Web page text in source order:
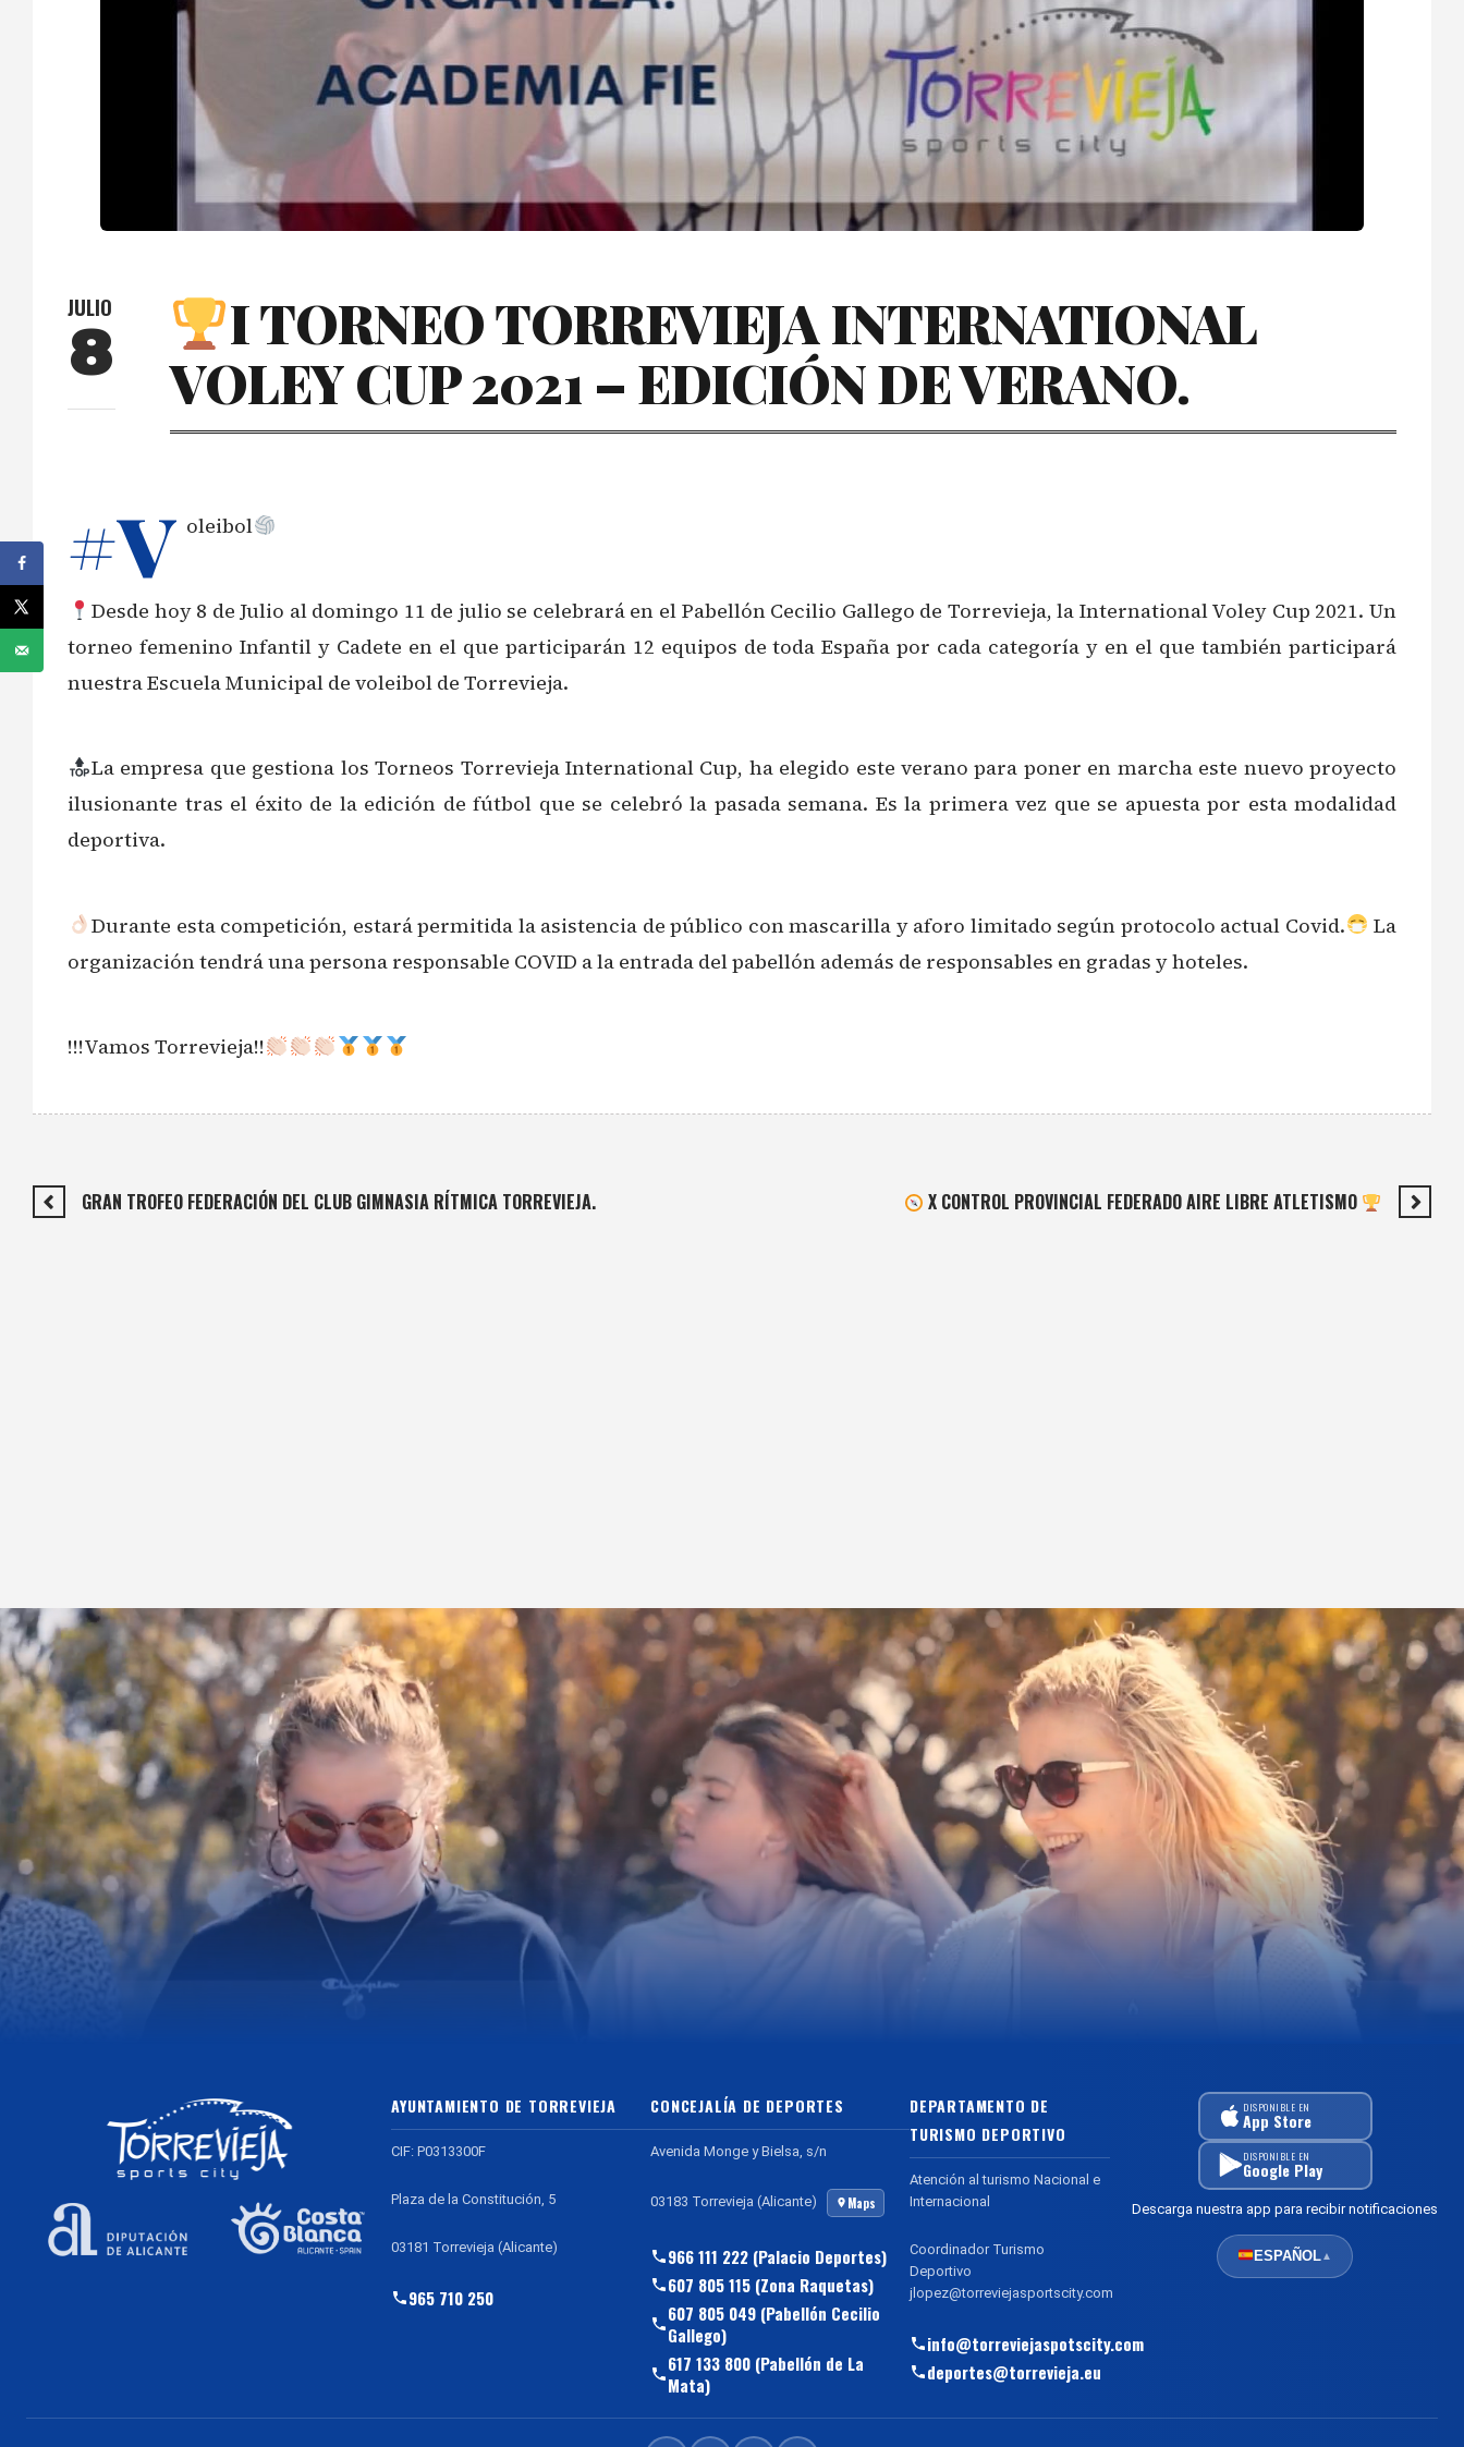
JULIO
8
I TORNEO TORREVIEJA INTERNATIONAL
VOLEY CUP 2021 – EDICIÓN DE VERANO.
#V oleibol
Desde hoy 8 de Julio al domingo 11 de julio se celebrará en el Pabellón Cecilio Gallego de Torrevieja, la International Voley Cup 2021. Un
torneo femenino Infantil y Cadete en el que participarán 12 equipos de toda España por cada categoría y en el que también participará
nuestra Escuela Municipal de voleibol de Torrevieja.
La empresa que gestiona los Torneos Torrevieja International Cup, ha elegido este verano para poner en marcha este nuevo proyecto
ilusionante tras el éxito de la edición de fútbol que se celebró la pasada semana. Es la primera vez que se apuesta por esta modalidad
deportiva.
Durante esta competición, estará permitida la asistencia de público con mascarilla y aforo limitado según protocolo actual Covid.
La
organización tendrá una persona responsable COVID a la entrada del pabellón además de responsables en gradas y hoteles.
!!!Vamos Torrevieja!!
X CONTROL PROVINCIAL FEDERADO AIRE LIBRE ATLETISMO
GRAN TROFEO FEDERACIÓN DEL CLUB GIMNASIA RÍTMICA TORREVIEJA.
AYUNTAMIENTO DE TORREVIEJA
CIF: P0313300F
Plaza de la Constitución, 5
03181 Torrevieja (Alicante)
965 710 250
CONCEJALÍA DE DEPORTES
Avenida Monge y Bielsa, s/n
03183 Torrevieja (Alicante) Maps
966 111 222 (Palacio Deportes)
607 805 115 (Zona Raquetas)
607 805 049 (Pabellón Cecilio
Gallego)
617 133 800 (Pabellón de La
Mata)
DEPARTAMENTO DE
TURISMO DEPORTIVO
Atención al turismo Nacional e
Internacional
Coordinador Turismo
Deportivo
jlopez@torreviejasportscity.com
info@torreviejaspotscity.com
deportes@torrevieja.eu
DISPONIBLE EN
App Store
DISPONIBLE EN
Google Play
Descarga nuestra app para recibir notificaciones
ESPAÑOL▲